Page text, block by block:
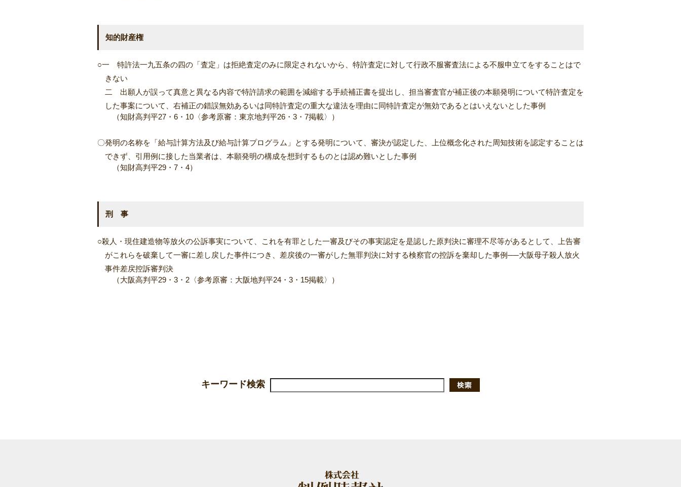
知的財産権
○一 特許法一九五条の四の「査定」は拒絶査定のみに限定されないから、特許査定に対して行政不服審査法による不服申立てをすることはで
きない
二 出願人が誤って真意と異なる内容で特許請求の範囲を減縮する手続補正書を提出し、担当審査官が補正後の本願発明について特許査定を
した事案について、右補正の錯誤無効あるいは同特許査定の重大な違法を理由に同特許査定が無効であるとはいえないとした事例
（知財高判平27・6・10〈参考原審：東京地判平26・3・7掲載〉）
〇発明の名称を「給与計算方法及び給与計算プログラム」とする発明について、審決が認定した、上位概念化された周知技術を認定することは
できず、引用例に接した当業者は、本願発明の構成を想到するものとは認め難いとした事例
（知財高判平29・7・4）
刑 事
○殺人・現住建造物等放火の公訴事実について、これを有罪とした一審及びその事実認定を是認した原判決に審理不尽等があるとして、上告審
がこれらを破棄して一審に差し戻した事件につき、差戻後の一審がした無罪判決に対する検察官の控訴を棄却した事例──大阪母子殺人放火
事件差戻控訴審判決
（大阪高判平29・3・2〈参考原審：大阪地判平24・3・15掲載〉）
キーワード検索